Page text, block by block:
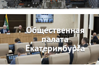
Общественная
палата
Екатеринбурга